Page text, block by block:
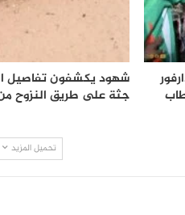
جثة على طريق النزوح
تحميل المزيد